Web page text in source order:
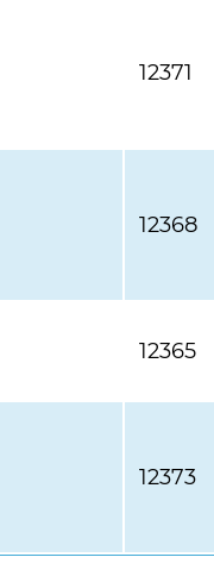
12371
12368
12365
12373